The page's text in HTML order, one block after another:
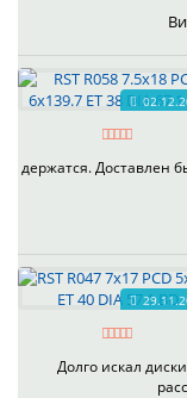
держатся. Доставлен
Долго искал